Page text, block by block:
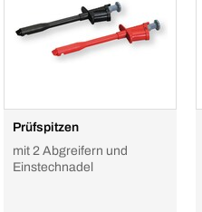
Prüfspitzen
mit 2 Abgreifern und
Einstechnadel